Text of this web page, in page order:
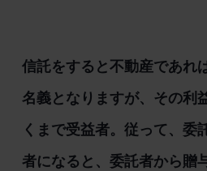
信託をすると不動産であれ
名義となりますが、その利
くまで受益者。従って、委
者になると、委託者から贈